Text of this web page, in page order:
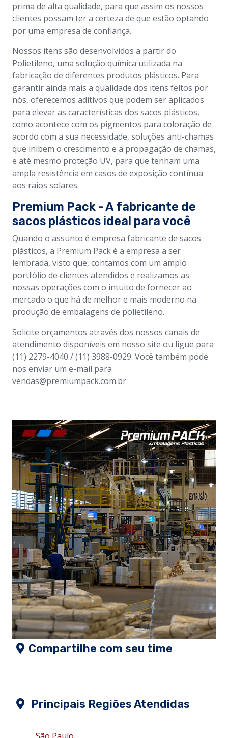
prima de alta qualidade, para que assim os nossos
clientes possam ter a certeza de que estão optando
por uma empresa de confiança.
Nossos itens são desenvolvidos a partir do
Polietileno, uma solução química utilizada na
fabricação de diferentes produtos plásticos. Para
garantir ainda mais a qualidade dos itens feitos por
nós, oferecemos aditivos que podem ser aplicados
para elevar as características dos sacos plásticos,
como acontece com os pigmentos para coloração de
acordo com a sua necessidade, soluções anti-chamas
que inibem o crescimento e a propagação de chamas,
e até mesmo proteção UV, para que tenham uma
ampla resistência em casos de exposição contínua
aos raios solares.
Premium Pack - A fabricante de
sacos plásticos ideal para você
Quando o assunto é empresa fabricante de sacos
plásticos, a Premium Pack é a empresa a ser
lembrada, visto que, contamos com um amplo
portfólio de clientes atendidos e realizamos as
nossas operações com o intuito de fornecer ao
mercado o que há de melhor e mais moderno na
produção de embalagens de polietileno.
Solicite orçamentos através dos nossos canais de
atendimento disponíveis em nosso site ou ligue para
(11) 2279-4040 / (11) 3988-0929. Você também pode
nos enviar um e-mail para
vendas@premiumpack.com.br
Compartilhe com seu time
Principais Regiões Atendidas